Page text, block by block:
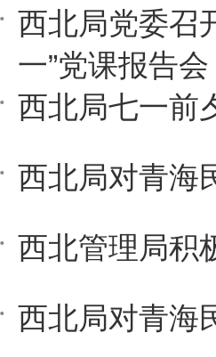
西北局党委召
一”党课报告会
西北局七一前
西北局对青海
西北管理局积
西北局对青海